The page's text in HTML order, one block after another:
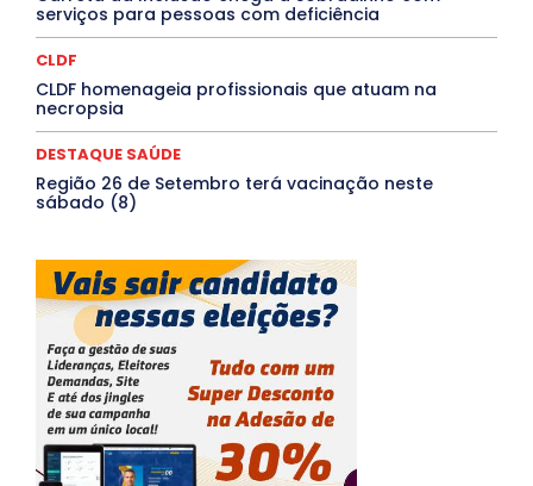
Mais
serviços para pessoas com deficiência
CLDF
CLDF homenageia profissionais que atuam na
necropsia
DESTAQUE SAÚDE
Região 26 de Setembro terá vacinação neste
sábado (8)